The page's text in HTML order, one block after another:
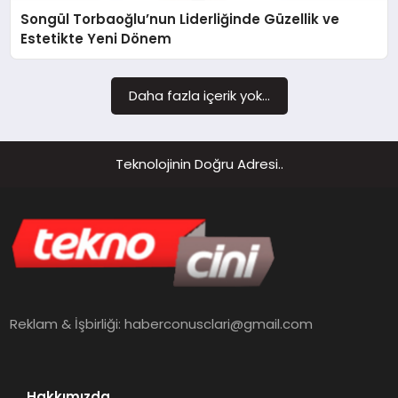
MAGAZIN
Songül Torbaoğlu’nun Liderliğinde Güzellik ve
Estetikte Yeni Dönem
Daha fazla içerik yok...
Teknolojinin Doğru Adresi..
Reklam & İşbirliği:haberconusclari@gmail.com